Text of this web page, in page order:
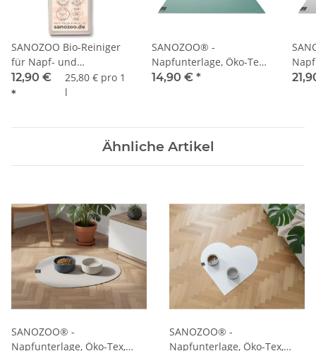
SANOZOO Bio-Reiniger
für Napf- und
Tierunterlagen
12,90 €
*
25,80 € pro 1
l
SANOZOO® -
Napfunterlage, Öko-Tex,
Rechteckig 40 x 60 cm
14,90 € *
Ähnliche Artikel
SANOZOO® -
Napfunterlage, Öko-Tex,
SANOZOO® -
Napfunterlage, Öko-Tex,